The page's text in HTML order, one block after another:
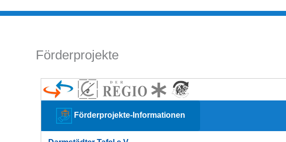
Förderprojekte
Förderprojekte-Informationen